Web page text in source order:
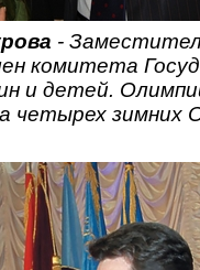
-
комитета
и детей.
четырех зимних